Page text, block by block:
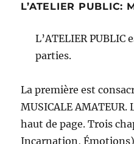
L’ATELIER PUBLIC:
L’ATELIER PUBLIC
parties.
La première est
MUSICALE
haut de page. Trois
Incarnation,